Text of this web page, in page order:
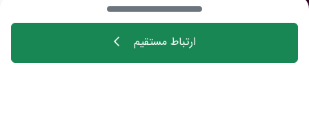
مجله
خانه
اهالی فن
ارتباط مستقیم